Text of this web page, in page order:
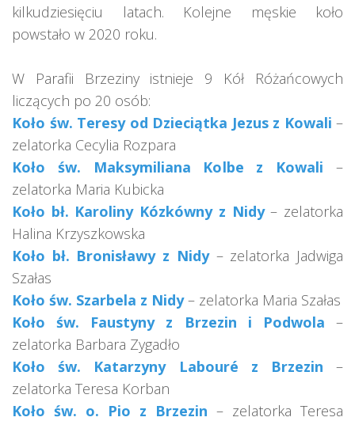
kilkudziesięciu latach. Kolejne męskie koło
powstało w 2020 roku.
W Parafii Brzeziny istnieje 9 Kół Różańcowych
liczących po 20 osób:
Koło św. Teresy od Dzieciątka Jezus z Kowali –
zelatorka Cecylia Rozpara
Koło św. Maksymiliana Kolbe z Kowali –
zelatorka Maria Kubicka
Koło bł. Karoliny Kózkówny z Nidy– zelatorka
Halina Krzyszkowska
Koło bł. Bronisławy z Nidy– zelatorka Jadwiga
Szałas
Koło św. Szarbela z Nidy– zelatorka Maria Szałas
Koło św. Faustyny z Brzezin i Podwola –
zelatorka Barbara Zygadło
Koło św. Katarzyny Labouré z Brzezin –
zelatorka Teresa Korban
Koło św. o. Pio z Brzezin – zelatorka Teresa